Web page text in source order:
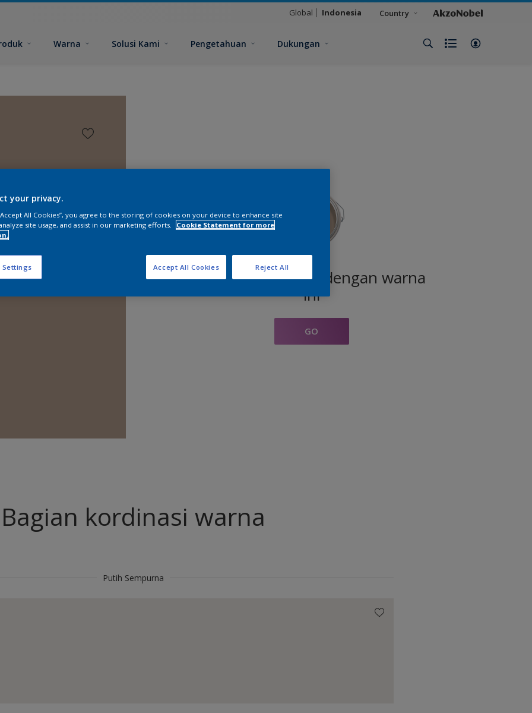
Global Indonesia Country
Warna Solusi Kami Pengetahuan Dukungan
Temukan produk dengan warna
ini
GO
Bagian kordinasi warna
Putih Sempurna
your privacy.
All Cookies”, you agree to the storing of cookies on your device to enhance site
site usage, and assist in our marketing efforts.
Cookie Statement for more
Settings Reject All
Accept All Cookies